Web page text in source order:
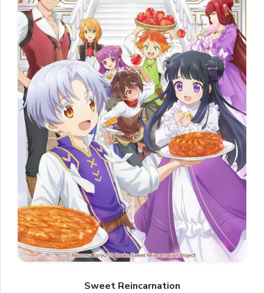
Sweet Reincarnation